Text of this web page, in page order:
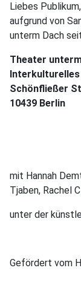
Liebes Publikum,
aufgrund von
unterm Dach
Theater
Schönfließer
10439 Berlin
mit Hannah
Tjaben, Rachel
unter der
Gefördert vom